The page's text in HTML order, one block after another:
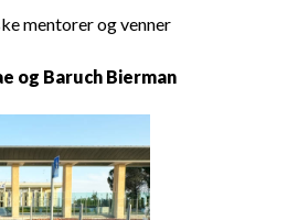
mentorer og venner
og Baruch Bierman